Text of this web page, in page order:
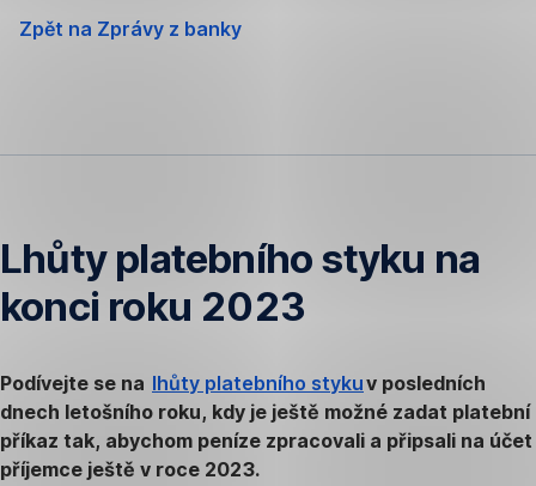
Zpět na Zprávy z banky
Lhůty platebního styku na
konci roku 2023
Podívejte se na lhůty platebního stykuv posledních
dnech letošního roku, kdy je ještě možné zadat platební
příkaz tak, abychom peníze zpracovali a připsali na účet
příjemce ještě v roce 2023.